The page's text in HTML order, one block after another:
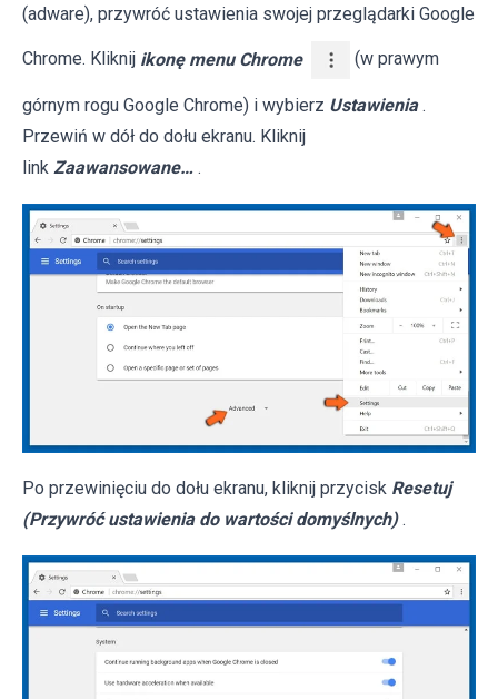
(adware), przywróć ustawienia swojej przeglądarki Google
Chrome. Kliknij ikonę menu Chrome (w prawym
górnym rogu Google Chrome) i wybierz Ustawienia .
Przewiń w dół do dołu ekranu. Kliknij
link Zaawansowane… .
Po przewinięciu do dołu ekranu, kliknij przycisk Resetuj
(Przywróć ustawienia do wartości domyślnych) .